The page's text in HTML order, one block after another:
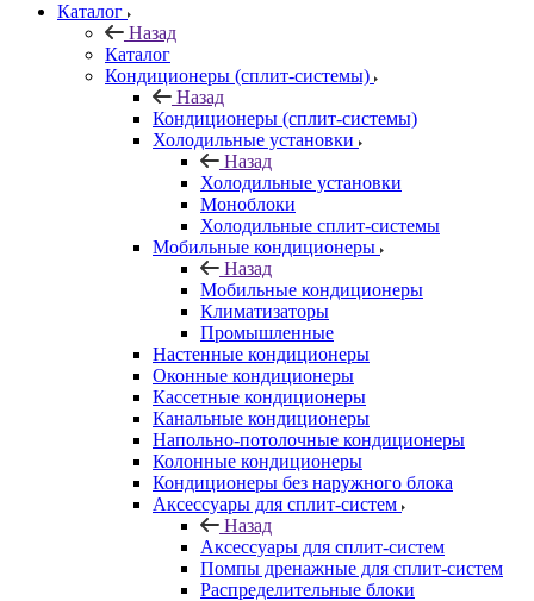
Каталог
Назад
Каталог
Кондиционеры (сплит-системы)
Назад
Кондиционеры (сплит-системы)
Холодильные установки
Назад
Холодильные установки
Моноблоки
Холодильные сплит-системы
Мобильные кондиционеры
Назад
Мобильные кондиционеры
Климатизаторы
Промышленные
Настенные кондиционеры
Оконные кондиционеры
Кассетные кондиционеры
Канальные кондиционеры
Напольно-потолочные кондиционеры
Колонные кондиционеры
Кондиционеры без наружного блока
Аксессуары для сплит-систем
Назад
Аксессуары для сплит-систем
Помпы дренажные для сплит-систем
Распределительные блоки